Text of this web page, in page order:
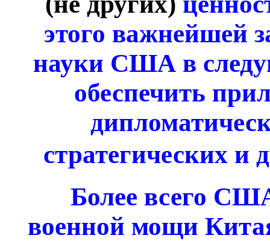
этого важнейшей
науки США в
обеспечить
стратегических и
Более всего
военной мощи